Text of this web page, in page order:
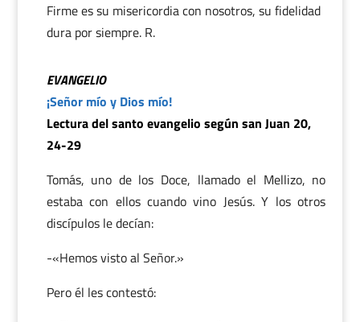
Firme es su misericordia con nosotros, su fidelidad
dura por siempre. R.
EVANGELIO
¡Señor mío y Dios mío!
Lectura del santo evangelio según san Juan 20,
24-29
Tomás, uno de los Doce, llamado el Mellizo, no
estaba con ellos cuando vino Jesús. Y los otros
discípulos le decían:
-«Hemos visto al Señor.»
Pero él les contestó: